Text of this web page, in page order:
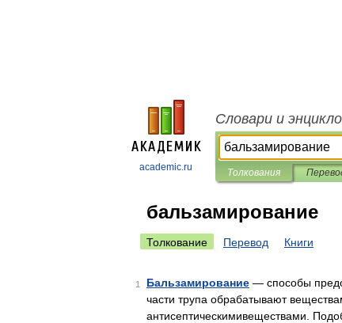
academic.ru
Словари и
Толкования
бальзамирование
Толкование Перевод Книги
1 Бальзамирование — способы
части трупа обрабатывают
антисептическимивеществами.